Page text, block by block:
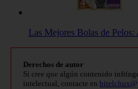
Las Mejores Bolas de
Derechos de autor
Si cree que algún contenido
intelectual, contacte en